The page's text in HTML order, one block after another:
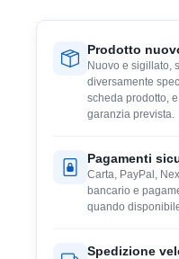
Prodotto
Nuovo e sigillato,
diversamente
scheda prodotto,
garanzia prevista.
Pagamenti
Carta, PayPal,
bancario e
quando
Spedizione